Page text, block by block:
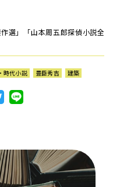
選」「山本周五郎探偵小説全
時代小説 豊臣秀吉 建築